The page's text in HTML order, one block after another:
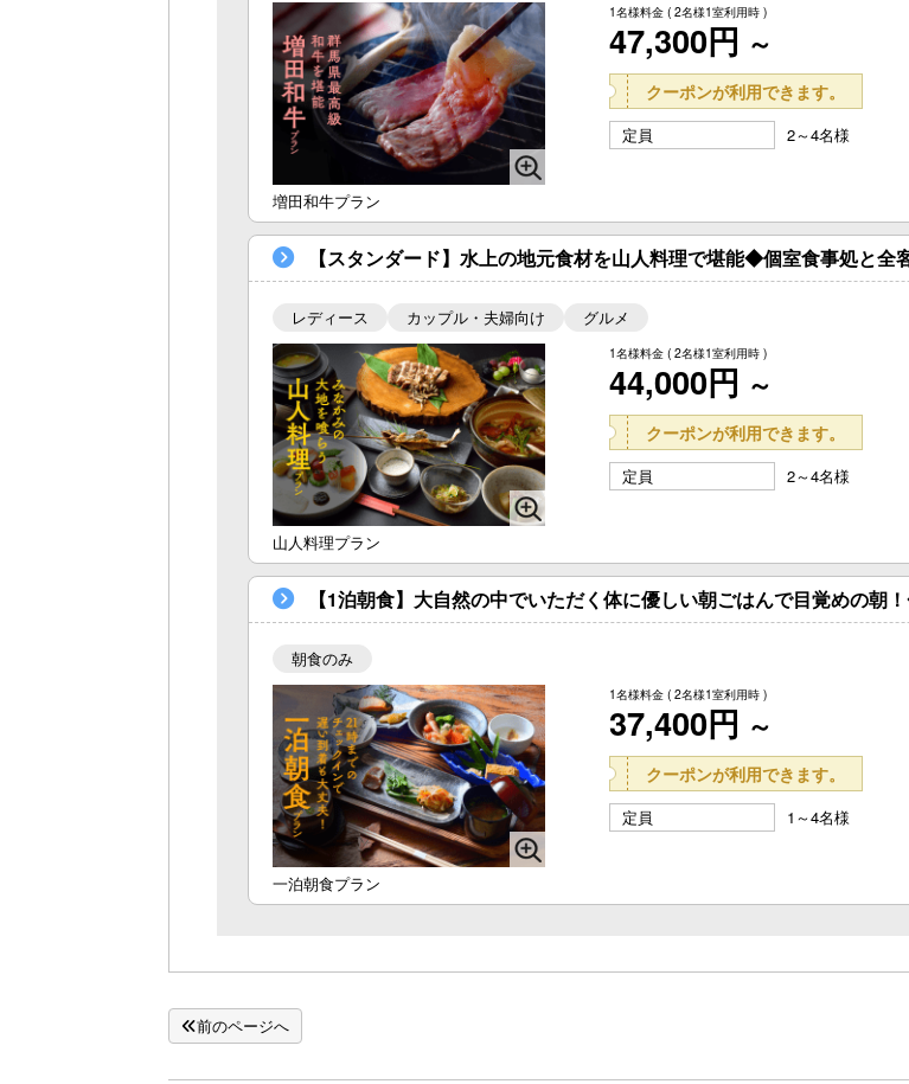
増田和牛プラン
1名様料金 ( 2名様1室利用時 )
47,300円 ～
クーポンが利用できます。
定員 2～4名様
【スタンダード】水上の地元食材を山人料理で堪能◆個室食事処と
レディース カップル・夫婦向け グルメ
山人料理プラン
1名様料金 ( 2名様1室利用時 )
44,000円 ～
クーポンが利用できます。
定員 2～4名様
【1泊朝食】大自然の中でいただく体に優しい朝ごはんで目覚めの朝
朝食のみ
一泊朝食プラン
1名様料金 ( 2名様1室利用時 )
37,400円 ～
クーポンが利用できます。
定員 1～4名様
前のページへ